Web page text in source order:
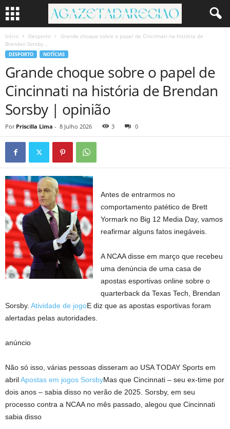
Início Desporto
Grande choque sobre o papel de Cincinnati na história de
Brendan Sorsby...
DESPORTO NOTÍCIAS
Grande choque sobre o papel de
Cincinnati na história de Brendan
Sorsby | opinião
Por Priscilla Lima - 8 Julho 2026 3 0
Antes de entrarmos no
comportamento patético de Brett
Yormark no Big 12 Media Day, vamos
reafirmar alguns fatos inegáveis.
A NCAA disse em março que recebeu
uma denúncia de uma casa de
apostas esportivas online sobre o
quarterback da Texas Tech, Brendan
Sorsby. Atividade de jogoE diz que as apostas esportivas foram
alertadas pelas autoridades.
anúncio
Não só isso, várias pessoas disseram ao USA TODAY Sports em
abrilApostas em jogos SorsbyMas que Cincinnati – seu ex-time por
dois anos – sabia disso no verão de 2025. Sorsby, em seu
processo contra a NCAA no mês passado, alegou que Cincinnati
sabia disso